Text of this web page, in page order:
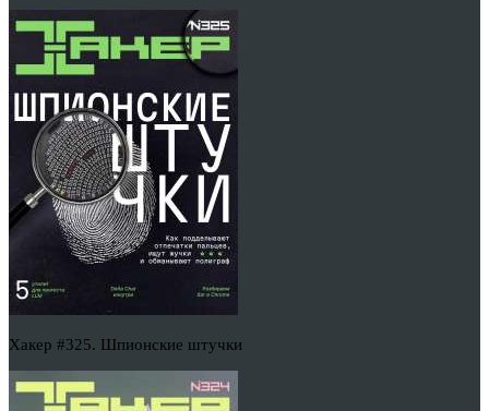
Хакер #325. Шпионские штучки